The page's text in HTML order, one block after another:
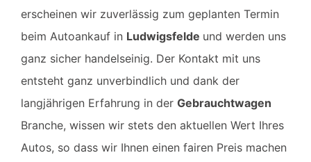
erscheinen wir zuverlässig zum geplanten Termin
beim Autoankauf in Ludwigsfelde und werden uns
ganz sicher handelseinig. Der Kontakt mit uns
entsteht ganz unverbindlich und dank der
langjährigen Erfahrung in der Gebrauchtwagen
Branche, wissen wir stets den aktuellen Wert Ihres
Autos, so dass wir Ihnen einen fairen Preis machen